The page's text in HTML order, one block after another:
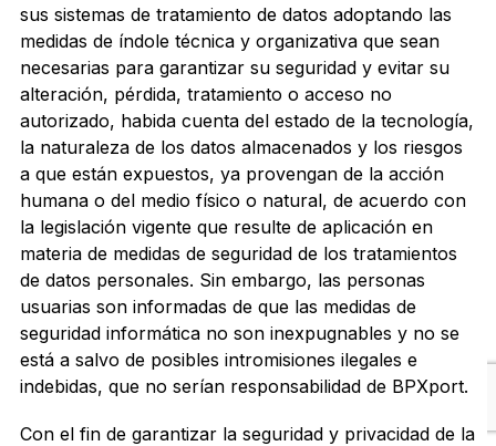
sus sistemas de tratamiento de datos adoptando las
medidas de índole técnica y organizativa que sean
necesarias para garantizar su seguridad y evitar su
alteración, pérdida, tratamiento o acceso no
autorizado, habida cuenta del estado de la tecnología,
la naturaleza de los datos almacenados y los riesgos
a que están expuestos, ya provengan de la acción
humana o del medio físico o natural, de acuerdo con
la legislación vigente que resulte de aplicación en
materia de medidas de seguridad de los tratamientos
de datos personales. Sin embargo, las personas
usuarias son informadas de que las medidas de
seguridad informática no son inexpugnables y no se
está a salvo de posibles intromisiones ilegales e
indebidas, que no serían responsabilidad de BPXport.
Con el fin de garantizar la seguridad y privacidad de la